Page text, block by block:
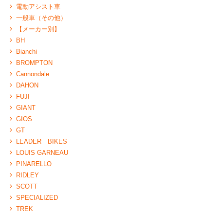
電動アシスト車
一般車（その他）
【メーカー別】
BH
Bianchi
BROMPTON
Cannondale
DAHON
FUJI
GIANT
GIOS
GT
LEADER BIKES
LOUIS GARNEAU
PINARELLO
RIDLEY
SCOTT
SPECIALIZED
TREK